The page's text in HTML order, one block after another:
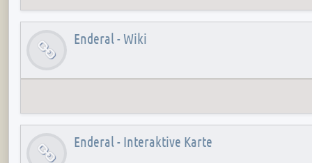
Enderal - Wiki
Enderal - Interaktive Karte